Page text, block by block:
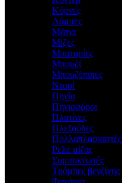
Κόρνες
Λάμπες
Μάτια
Μίζες
Μπαταρίες
Μπουζί
Μπουζόπιπες
Ντουί
Πηνία
Πηνιοφόροι
Πλατίνες
Πλεξούδες
Πολλαπλασιαστές
Ρελέ μίζας
Συμπυκνωτές
Τρόμπες βενζίνης